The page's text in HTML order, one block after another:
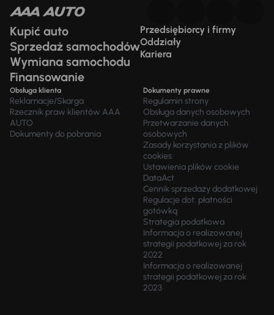
Kupić auto
Sprzedaż samochodów
Wymiana samochodu
Finansowanie
Przedsiębiorcy i firmy
Oddziały
Kariera
Obsługa klienta
Reklamacje/Skarga
Rzecznik praw klientów AAA
AUTO
Dokumenty do pobrania
Dokumenty prawne
Regulamin strony
Obsługa danych osobowych
Przetwarzanie danych
osobowych
Zasady korzystania z plików
cookies
Ustawienia plików cookie
DataAct
Cennik sprzedaży dodatkowej
Regulacje dot. płatności
gotówką
Strategia podatkowa
Informacja o realizowanej
strategii podatkowej za rok
2022
Informacja o realizowanej
strategii podatkowej za rok
2023